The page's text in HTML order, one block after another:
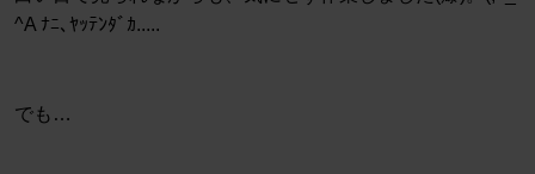
^A ﾅﾆ､ﾔｯﾃﾝﾀﾞｶ.....
でも…